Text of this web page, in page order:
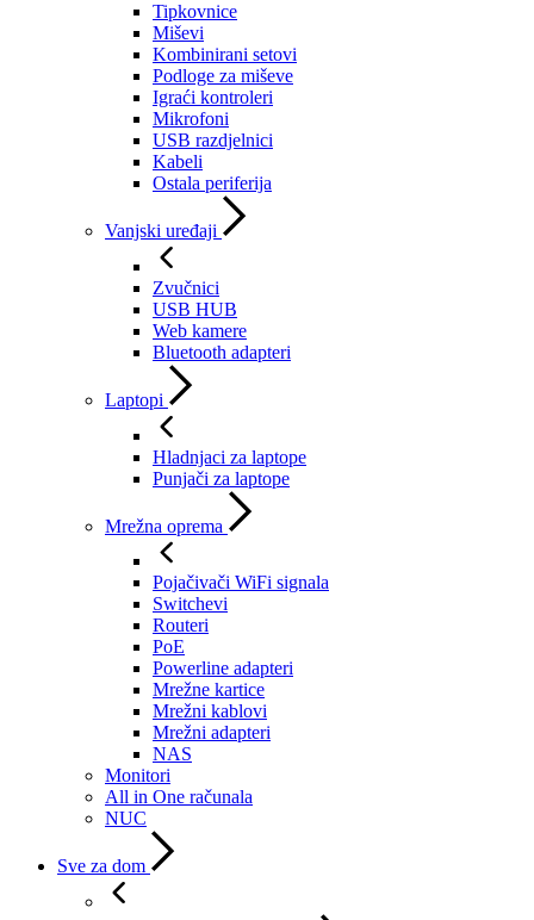
Tipkovnice
Miševi
Kombinirani setovi
Podloge za miševe
Igraći kontroleri
Mikrofoni
USB razdjelnici
Kabeli
Ostala periferija
Vanjski uređaji
Zvučnici
USB HUB
Web kamere
Bluetooth adapteri
Laptopi
Hladnjaci za laptope
Punjači za laptope
Mrežna oprema
Pojačivači WiFi signala
Switchevi
Routeri
PoE
Powerline adapteri
Mrežne kartice
Mrežni kablovi
Mrežni adapteri
NAS
Monitori
All in One računala
NUC
Sve za dom